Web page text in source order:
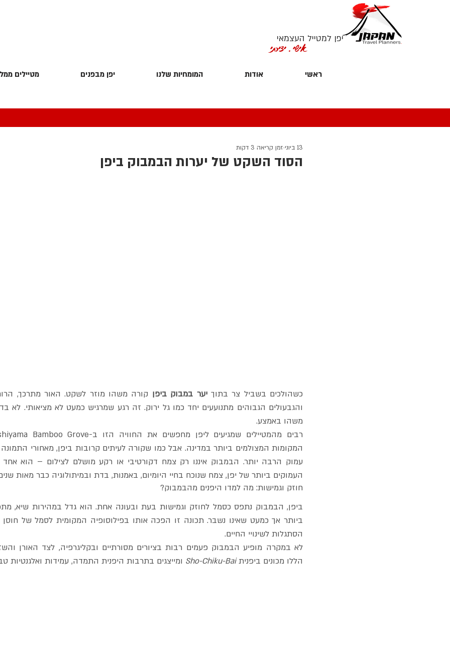
יפן למטייל העצמאי
אישי. יצירתי
ראשי אודות המומחיות שלנו יפן מבפנים מטיילים
הסוד השקט של יערות הבמבוק ביפן
13 ביוני זמן קריאה 3 דקות
כשהולכים בשביל צר בתוך יער במבוק ביפן
משהו באמצע.
העמוקים ביותר של יפן, צמח שנוכח בחיי היומיום, באמנות, בדת ובמיתולוגיה כבר מאות
חוזק וגמישות: מה למדו היפנים מהבמבוק?
הסתגלות לשינויי החיים.
הללו מכונים ביפנית Sho-Chiku-Bai ומייצגים בתרבות היפנית התמדה, עמידות ואלגנטיות